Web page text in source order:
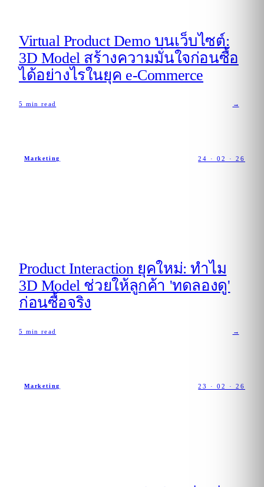
Virtual Product Demo บนเว็บไซต์:
3D Model สร้างความมั่นใจก่อนซื้อ
ได้อย่างไรในยุค e-Commerce
5 min read →
Marketing 24 · 02 · 26
Product Interaction ยุคใหม่: ทำไม
3D Model ช่วยให้ลูกค้า 'ทดลองดู'
ก่อนซื้อจริง
5 min read →
Marketing 23 · 02 · 26